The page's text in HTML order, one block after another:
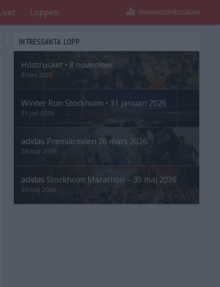
Loppen TRÄNINGSPROGRAM
INTRESSANTA LOPP
Höstrusket • 8 november
8 nov 2025
Winter Run Stockholm • 31 januari 2026
31 jan 2026
adidas Premiärmilen 28 mars 2026
28 mar 2026
adidas Stockholm Marathon – 30 maj 2026
30 maj 2026